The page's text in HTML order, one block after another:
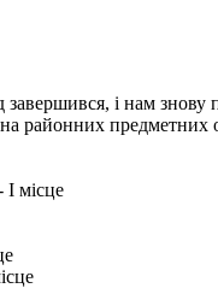
і нам знову
районних предметних
місце